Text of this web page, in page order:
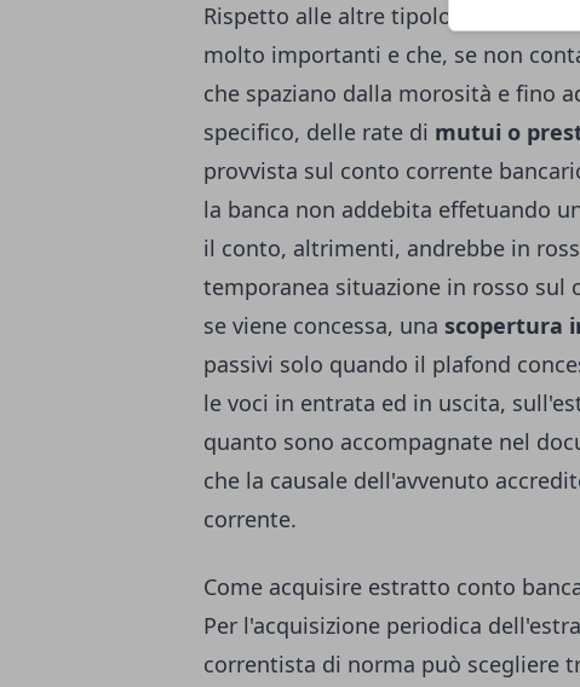
Rispetto alle altre tipologie di
molto importanti e che, se non
che spaziano dalla morosità e fino
specifico, delle rate di mutui o
provvista sul conto corrente
la banca non addebita effetuando
il conto, altrimenti, andrebbe in
temporanea situazione in rosso sul
se viene concessa, una scopertura
passivi solo quando il plafond
le voci in entrata ed in uscita,
quanto sono accompagnate nel
che la causale dell'avvenuto
corrente.
Come acquisire estratto conto
Per l'acquisizione periodica
correntista di norma può scegliere